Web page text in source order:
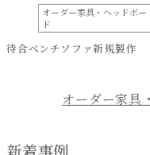
オーダー家具・ヘッドボー
ド
待合ベンチソファ新規製作
オーダー家具